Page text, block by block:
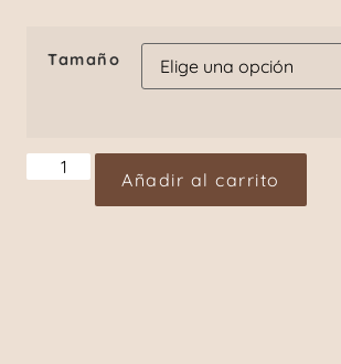
Tamaño
Añadir al carrito